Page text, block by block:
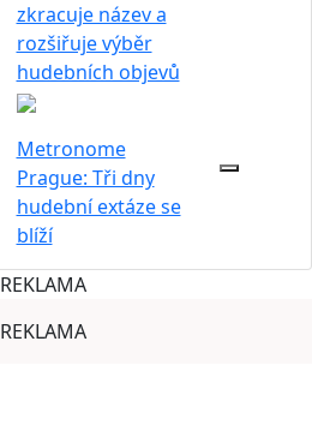
zkracuje název a
rozšiřuje výběr
hudebních objevů
Metronome
Prague: Tři dny
hudební extáze se
blíží
REKLAMA
REKLAMA